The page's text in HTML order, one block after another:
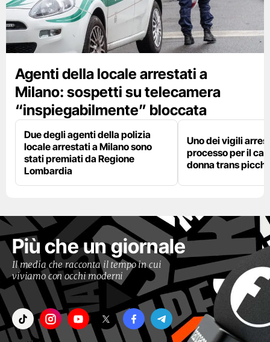
Agenti della locale arrestati a
Milano: sospetti su telecamera
“inspiegabilmente” bloccata
Due degli agenti della polizia
locale arrestati a Milano sono
stati premiati da Regione
Lombardia
Uno dei vigili
processo per il
donna trans
Più che un giornale
Il media che racconta il tempo in cui
viviamo con occhi moderni